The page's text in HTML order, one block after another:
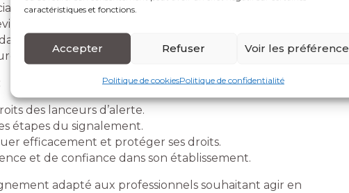
caractéristiques et fonctions.
Accepter Refuser Voir les
Politique de cookiesPolitique de confidentialité
pour détecter, signaler et prévenir ces risques. Reconnu
essentiel pour préserver l’intégrité et la qualité des
devenir lanceur d’alerte nécessite des connaissances
pour agir de manière efficace et en toute sécurité.
des lanceurs d’alerte.
étapes du signalement.
efficacement et protéger ses droits.
et de confiance dans son établissement.
adapté aux professionnels souhaitant agir en